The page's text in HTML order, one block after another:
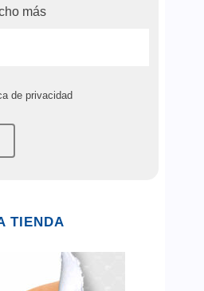
más
de privacidad
TIENDA